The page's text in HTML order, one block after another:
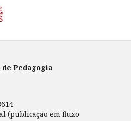
Pedagogia
(publicação em fluxo